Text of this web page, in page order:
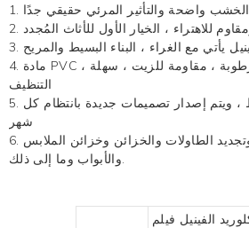
الخشب
3. يأتي مع الغراء ، البناء البسيط والمريح
4. مادة PVC ، مقاومة للماء ، مقاومة للرطوبة ، مقاومة للزيت ، سهلة
التنظيف
5. يوجد أكثر من 500 نمط ، ويتم إصدار تصميمات جديدة بانتظام كل
شهر
6. يمكن استخدامها لتزيين وتجديد الطاولات والخزائن وخزائن الملابس
والأبواب وما إلى ذلك.
الفينيل فيلم